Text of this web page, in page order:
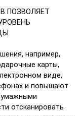
ПОЗВОЛЯЕТ
например,
карты,
виде,
и повышают
отсканировать